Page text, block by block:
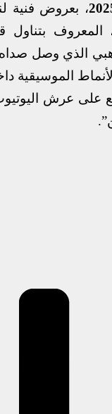
، بعروض فنية
المعروف بتناول
الذي وصل صداه
الموسيقية
على عرش